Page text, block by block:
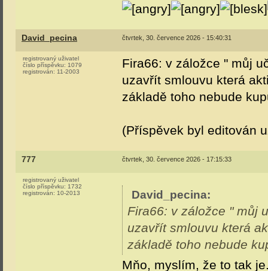
David_pecina čtvrtek, 30. července 2026 - 15:40:31
registrovaný uživatel
číslo příspěvku: 1079
registrován: 11-2003
Fira66: v záložce " můj
uzavřít smlouvu která
základě toho nebude
(Příspěvek byl editován
777 čtvrtek, 30. července 2026 - 17:15:33
registrovaný uživatel
číslo příspěvku: 1732
registrován: 10-2013 David_pecina:
Fira66: v záložce " můj
uzavřít smlouvu která
základě toho nebude
Mňo, myslím, že to tak